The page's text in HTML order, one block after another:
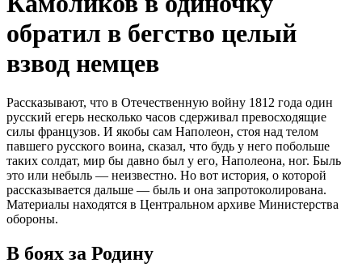
обратил в бегство целый
взвод немцев
Рассказывают, что в Отечественную войну 1812 года один
русский егерь несколько часов сдерживал превосходящие
силы французов. И якобы сам Наполеон, стоя над телом
павшего русского воина, сказал, что будь у него побольше
таких солдат, мир бы давно был у его, Наполеона, ног. Быль
это или небыль — неизвестно. Но вот история, о которой
рассказывается дальше — быль и она запротоколирована.
Материалы находятся в Центральном архиве Министерства
обороны.
В боях за Родину